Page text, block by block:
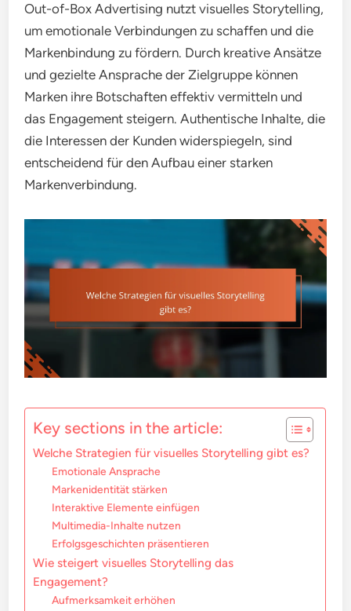
Out-of-Box Advertising nutzt visuelles Storytelling,
um emotionale Verbindungen zu schaffen und die
Markenbindung zu fördern. Durch kreative Ansätze
und gezielte Ansprache der Zielgruppe können
Marken ihre Botschaften effektiv vermitteln und
das Engagement steigern. Authentische Inhalte, die
die Interessen der Kunden widerspiegeln, sind
entscheidend für den Aufbau einer starken
Markenverbindung.
Key sections in the article:
Welche Strategien für visuelles Storytelling gibt es?
Emotionale Ansprache
Markenidentität stärken
Interaktive Elemente einfügen
Multimedia-Inhalte nutzen
Erfolgsgeschichten präsentieren
Wie steigert visuelles Storytelling das
Engagement?
Aufmerksamkeit erhöhen